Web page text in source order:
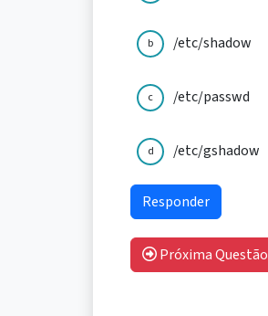
b /etc/shadow
c /etc/passwd
d /etc/gshadow
Próxima Questão